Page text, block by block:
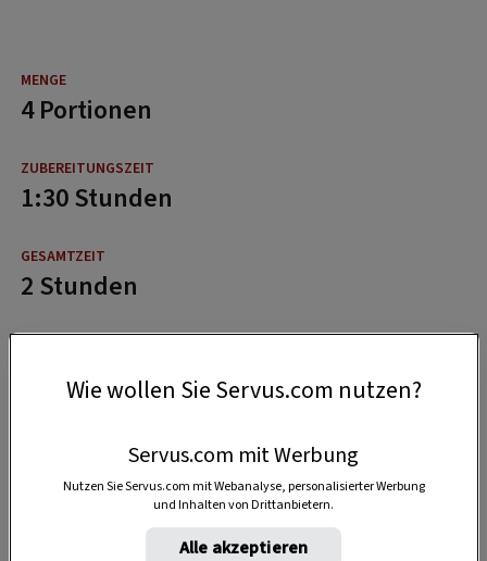
4 Portionen
1:30 Stunden
2 Stunden
Wie wollen Sie Servus.com nutzen?
Servus.com mit Werbung
Nutzen Sie Servus.com mit Webanalyse, personalisierter Werbung
und Inhalten von Drittanbietern.
Alle akzeptieren